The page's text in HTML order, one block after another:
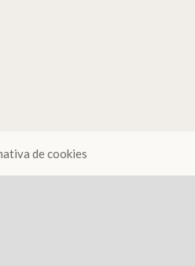
de cookies